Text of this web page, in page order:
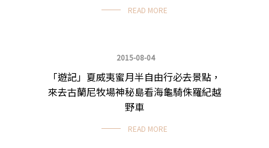
READ MORE
夏威夷自由行
2015-08-04
「遊記」夏威夷蜜月半自由行必去景點，
來去古蘭尼牧場神秘島看海龜騎侏羅紀越
野車
READ MORE